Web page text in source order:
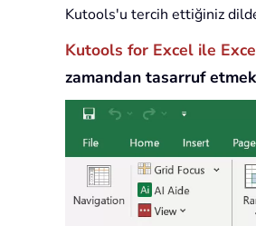
Kutools'u tercih ettiğiniz
Kutools for Excel ile
zamandan tasarruf